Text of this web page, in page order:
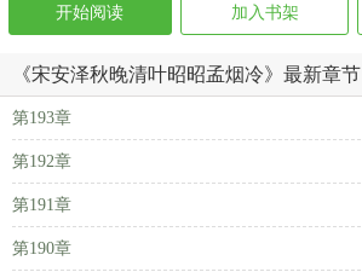
开始阅读 加入书架
《宋安泽秋晚清叶昭昭孟烟冷》最新章节
第193章
第192章
第191章
第190章